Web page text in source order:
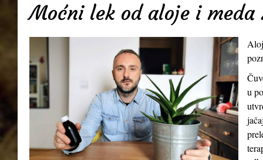
Moćni lek od aloje i meda
u